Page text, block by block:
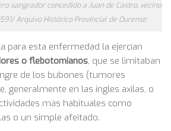
sangrador concedido a Juan de Castro, vecino
Arquivo Histórico Provincial de Ourense
para esta enfermedad la ejercían
o flebotomianos, que se limitaban
de los bubones (tumores
generalmente en las ingles axilas, o
más habituales como
o un simple afeitado.